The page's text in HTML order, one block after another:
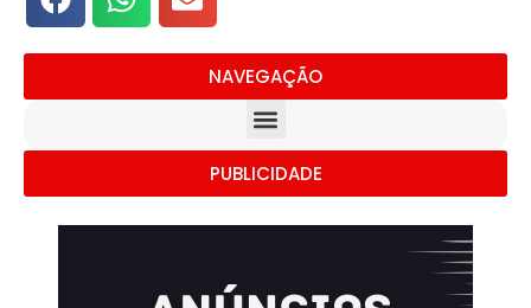
NAVEGAÇÃO
PUBLICIDADE